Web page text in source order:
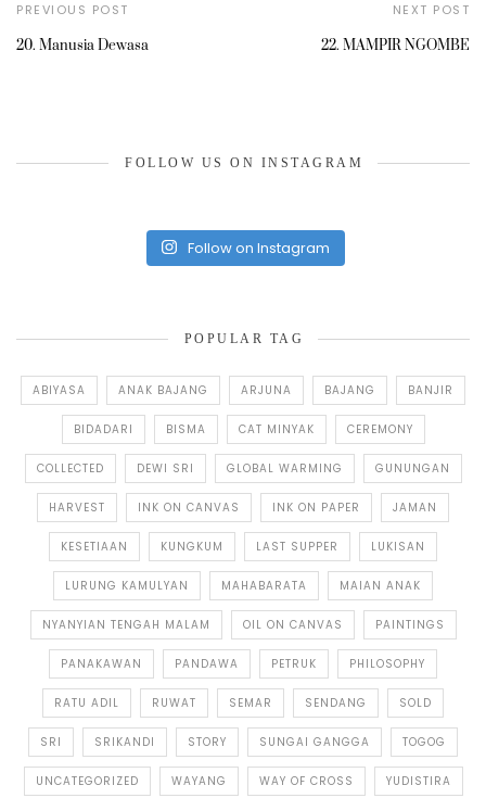
PREVIOUS POST
20. Manusia Dewasa
NEXT POST
22. MAMPIR NGOMBE
FOLLOW US ON INSTAGRAM
Follow on Instagram
POPULAR TAG
ABIYASA ANAK BAJANG ARJUNA BAJANG BANJIR
BIDADARI BISMA CAT MINYAK CEREMONY
COLLECTED DEWI SRI GLOBAL WARMING GUNUNGAN
HARVEST INK ON CANVAS INK ON PAPER JAMAN
KESETIAAN KUNGKUM LAST SUPPER LUKISAN
LURUNG KAMULYAN MAHABARATA MAIAN ANAK
NYANYIAN TENGAH MALAM OIL ON CANVAS PAINTINGS
PANAKAWAN PANDAWA PETRUK PHILOSOPHY
RATU ADIL RUWAT SEMAR SENDANG SOLD
SRI SRIKANDI STORY SUNGAI GANGGA TOGOG
UNCATEGORIZED WAYANG WAY OF CROSS YUDISTIRA